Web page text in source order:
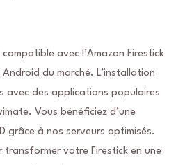
avec l’Amazon Firestick
du marché. L’installation
avec des applications populaires
Vous bénéficiez d’une
grâce à nos serveurs optimisés.
transformer votre Firestick en une